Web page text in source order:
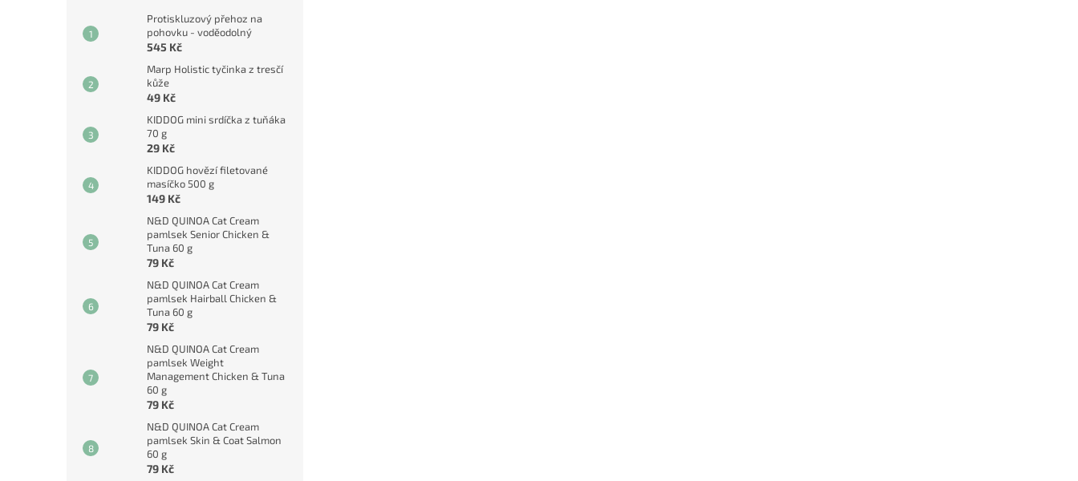
Protiskluzový přehoz na
pohovku - voděodolný
545 Kč
Marp Holistic tyčinka z tresčí
kůže
49 Kč
KIDDOG mini srdíčka z tuňáka
70 g
29 Kč
KIDDOG hovězí filetované
masíčko 500 g
149 Kč
N&D QUINOA Cat Cream
pamlsek Senior Chicken &
Tuna 60 g
79 Kč
N&D QUINOA Cat Cream
pamlsek Hairball Chicken &
Tuna 60 g
79 Kč
N&D QUINOA Cat Cream
pamlsek Weight
Management Chicken & Tuna
60 g
79 Kč
N&D QUINOA Cat Cream
pamlsek Skin & Coat Salmon
60 g
79 Kč